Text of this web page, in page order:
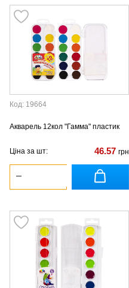
Код: 19664
Акварель 12кол "Гамма" пластик
Ціна за шт: 46.57 грн